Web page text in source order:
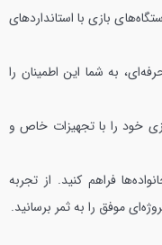
بازی با استانداردهای
حرفه‌ای، به شما این اطمینان را
خود را با تجهیزات خاص و
فراهم کنید. از تجربه
موفق را به ثمر برسانید.